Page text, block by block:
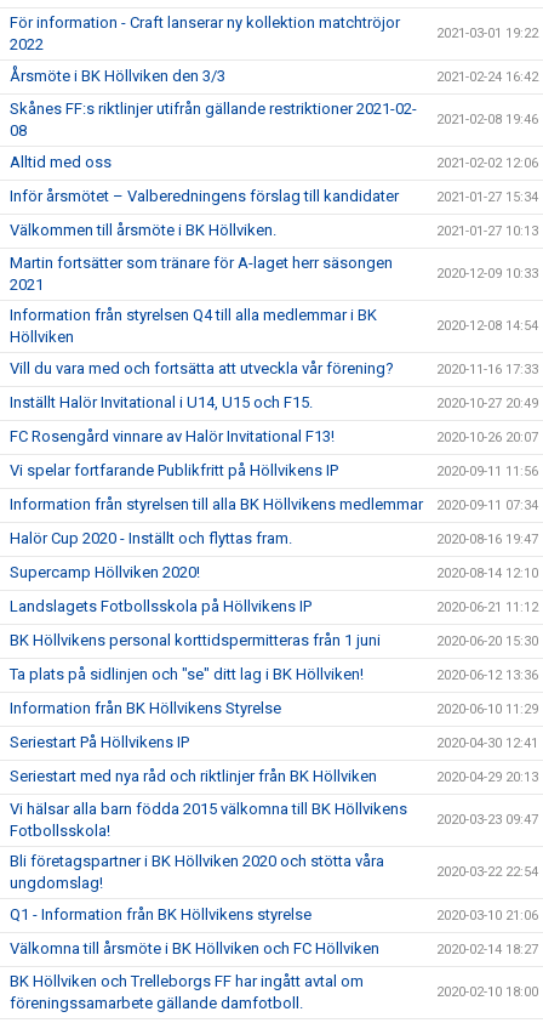
För information - Craft lanserar ny kollektion matchtröjor
2022
2021-03-01 19:22
Årsmöte i BK Höllviken den 3/3 2021-02-24 16:42
Skånes FF:s riktlinjer utifrån gällande restriktioner 2021-02-
08
2021-02-08 19:46
Alltid med oss 2021-02-02 12:06
Inför årsmötet – Valberedningens förslag till kandidater 2021-01-27 15:34
Välkommen till årsmöte i BK Höllviken. 2021-01-27 10:13
Martin fortsätter som tränare för A-laget herr säsongen
2021
2020-12-09 10:33
Information från styrelsen Q4 till alla medlemmar i BK
Höllviken
2020-12-08 14:54
Vill du vara med och fortsätta att utveckla vår förening? 2020-11-16 17:33
Inställt Halör Invitational i U14, U15 och F15. 2020-10-27 20:49
FC Rosengård vinnare av Halör Invitational F13! 2020-10-26 20:07
Vi spelar fortfarande Publikfritt på Höllvikens IP 2020-09-11 11:56
Information från styrelsen till alla BK Höllvikens medlemmar 2020-09-11 07:34
Halör Cup 2020 - Inställt och flyttas fram. 2020-08-16 19:47
Supercamp Höllviken 2020! 2020-08-14 12:10
Landslagets Fotbollsskola på Höllvikens IP 2020-06-21 11:12
BK Höllvikens personal korttidspermitteras från 1 juni 2020-06-20 15:30
Ta plats på sidlinjen och "se" ditt lag i BK Höllviken! 2020-06-12 13:36
Information från BK Höllvikens Styrelse 2020-06-10 11:29
Seriestart På Höllvikens IP 2020-04-30 12:41
Seriestart med nya råd och riktlinjer från BK Höllviken 2020-04-29 20:13
Vi hälsar alla barn födda 2015 välkomna till BK Höllvikens
Fotbollsskola!
2020-03-23 09:47
Bli företagspartner i BK Höllviken 2020 och stötta våra
ungdomslag!
2020-03-22 22:54
Q1 - Information från BK Höllvikens styrelse 2020-03-10 21:06
Välkomna till årsmöte i BK Höllviken och FC Höllviken 2020-02-14 18:27
BK Höllviken och Trelleborgs FF har ingått avtal om
föreningssamarbete gällande damfotboll.
2020-02-10 18:00